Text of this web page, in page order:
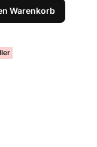
Warenkorb